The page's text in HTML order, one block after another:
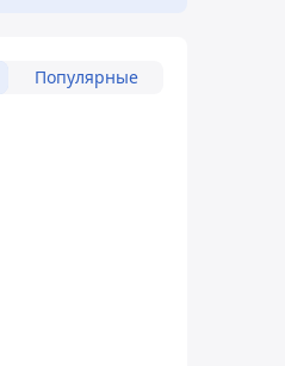
Популярные